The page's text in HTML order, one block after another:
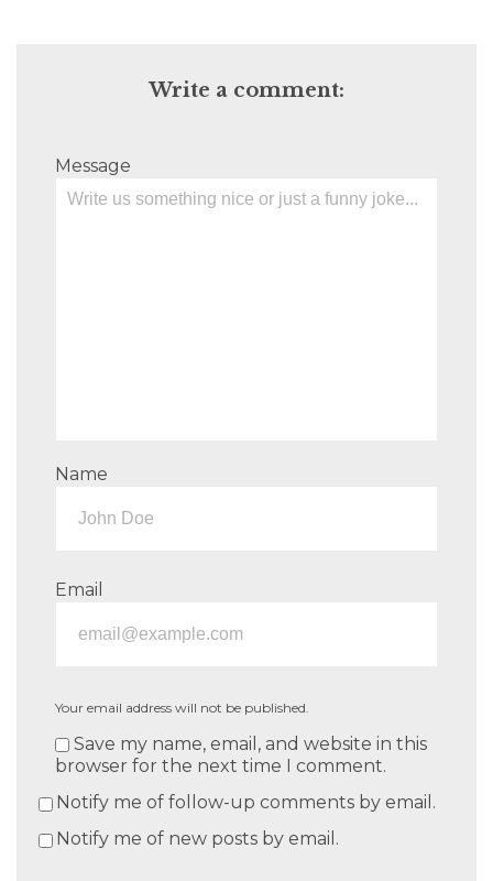
Write a comment:
Message
Name
Email
Your email address will not be published.
Save my name, email, and website in this
browser for the next time I comment.
Notify me of follow-up comments by email.
Notify me of new posts by email.